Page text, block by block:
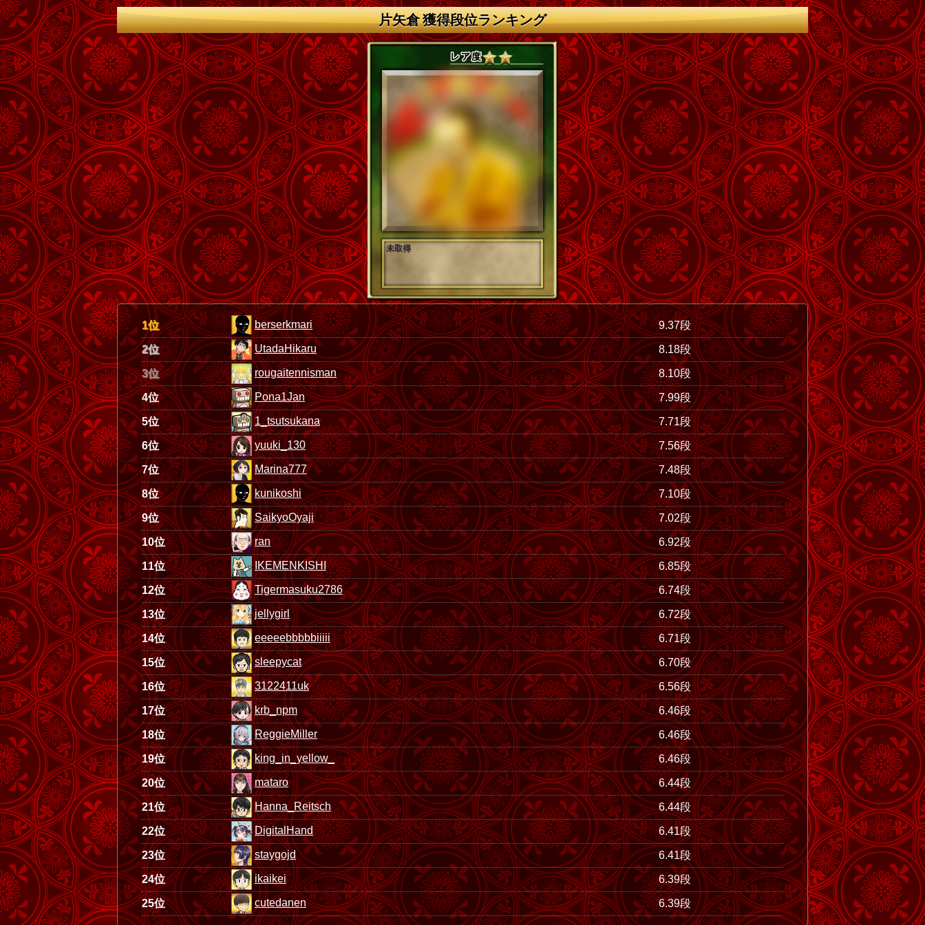
片矢倉 獲得段位ランキング
未取得
1位 berserkmari 9.37段
2位 UtadaHikaru 8.18段
3位 rougaitennisman 8.10段
4位 Pona1Jan 7.99段
5位 1_tsutsukana 7.71段
6位 yuuki_130 7.56段
7位 Marina777 7.48段
8位 kunikoshi 7.10段
9位 SaikyoOyaji 7.02段
10位 ran 6.92段
11位 IKEMENKISHI 6.85段
12位 Tigermasuku2786 6.74段
13位 jellygirl 6.72段
14位 eeeeebbbbbiiiii 6.71段
15位 sleepycat 6.70段
16位 3122411uk 6.56段
17位 krb_npm 6.46段
18位 ReggieMiller 6.46段
19位 king_in_yellow_ 6.46段
20位 mataro 6.44段
21位 Hanna_Reitsch 6.44段
22位 DigitalHand 6.41段
23位 staygojd 6.41段
24位 ikaikei 6.39段
25位 cutedanen 6.39段